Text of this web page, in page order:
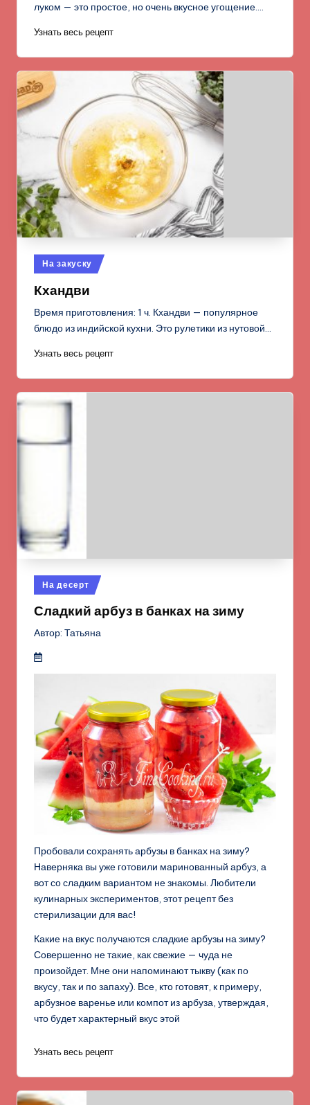
луком — это простое, но очень вкусное угощение.…
Узнать весь рецепт
Опубликовано
в
На закуску
Кхандви
Время приготовления: 1 ч. Кхандви — популярное
блюдо из индийской кухни. Это рулетики из нутовой…
Узнать весь рецепт
Опубликовано
в
На десерт
Сладкий арбуз в банках на зиму
Автор: Татьяна
Пробовали сохранять арбузы в банках на зиму?
Наверняка вы уже готовили маринованный арбуз, а
вот со сладким вариантом не знакомы. Любители
кулинарных экспериментов, этот рецепт без
стерилизации для вас!
Какие на вкус получаются сладкие арбузы на зиму?
Совершенно не такие, как свежие — чуда не
произойдет. Мне они напоминают тыкву (как по
вкусу, так и по запаху). Все, кто готовят, к примеру,
арбузное варенье или компот из арбуза, утверждая,
что будет характерный вкус этой
Узнать весь рецепт